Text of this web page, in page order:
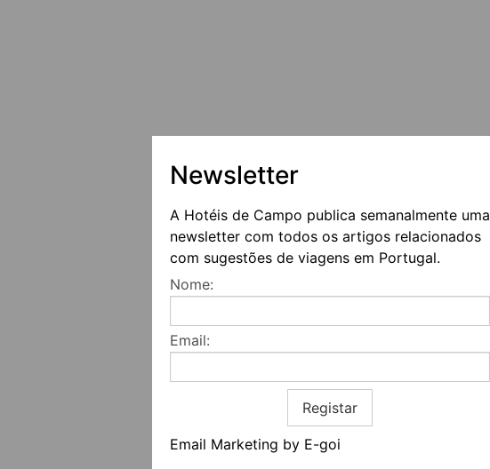
Newsletter
A Hotéis de Campo publica semanalmente uma
newsletter com todos os artigos relacionados
com sugestões de viagens em Portugal.
Nome:
Email:
Registar
Email Marketing by E-goi